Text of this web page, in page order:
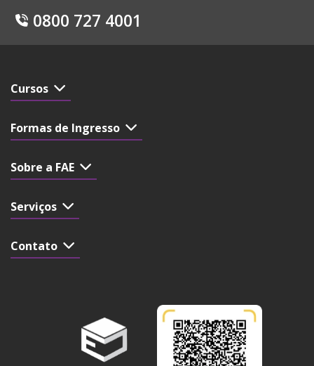
0800 727 4001
Cursos
Formas de Ingresso
Sobre a FAE
Serviços
Contato